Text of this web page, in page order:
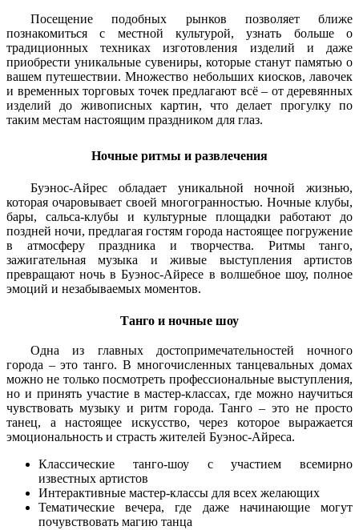
Посещение подобных рынков позволяет ближе
познакомиться с местной культурой, узнать больше о
традиционных техниках изготовления изделий и даже
приобрести уникальные сувениры, которые станут памятью о
вашем путешествии. Множество небольших киосков, лавочек
и временных торговых точек предлагают всё – от деревянных
изделий до живописных картин, что делает прогулку по
таким местам настоящим праздником для глаз.
Ночные ритмы и развлечения
Буэнос-Айрес обладает уникальной ночной жизнью,
которая очаровывает своей многогранностью. Ночные клубы,
бары, сальса-клубы и культурные площадки работают до
поздней ночи, предлагая гостям города настоящее погружение
в атмосферу праздника и творчества. Ритмы танго,
зажигательная музыка и живые выступления артистов
превращают ночь в Буэнос-Айресе в волшебное шоу, полное
эмоций и незабываемых моментов.
Танго и ночные шоу
Одна из главных достопримечательностей ночного
города – это танго. В многочисленных танцевальных домах
можно не только посмотреть профессиональные выступления,
но и принять участие в мастер-классах, где можно научиться
чувствовать музыку и ритм города. Танго – это не просто
танец, а настоящее искусство, через которое выражается
эмоциональность и страсть жителей Буэнос-Айреса.
Классические танго-шоу с участием всемирно
известных артистов
Интерактивные мастер-классы для всех желающих
Тематические вечера, где даже начинающие могут
почувствовать магию танца